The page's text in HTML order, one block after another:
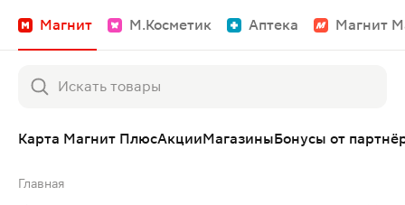
Магнит М.Косметик Аптека Магнит
Карта Магнит ПлюсАкцииМагазиныБонусы от
Главная